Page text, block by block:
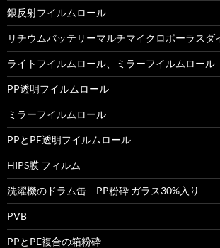
銀反射フイルムロール
リチウムバッテリーマルチマイクロポーラスダ
ライトフイルムロール、ミラーフイルムロール
PP透明フイルムロール
ミラーフイルムロール
PPとPE透明フイルムロール
HIPS膜 フィルム
洗濯機のドラム缶 PP粉砕 ガラス30%入り
PVB
PPとPE複合の箱粉砕